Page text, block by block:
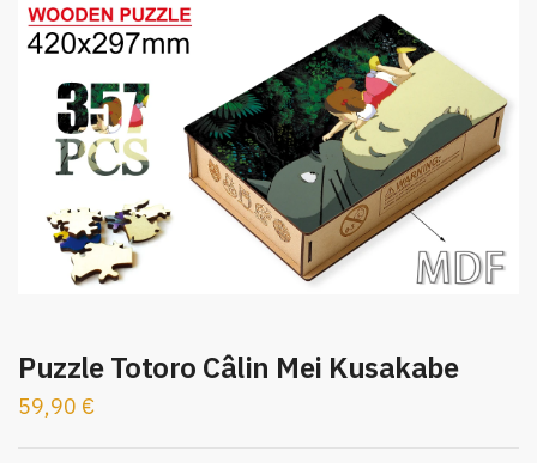
Puzzle Totoro Câlin Mei Kusakabe
59,90 €